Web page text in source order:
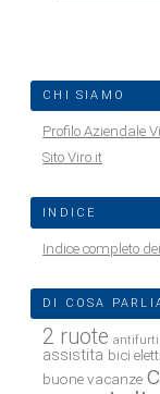
CHI SIAMO
Profilo Aziendale
Sito Viro.it
INDICE
Indice completo
DI COSA
2 ruote antifurti
assistita bici
buone vacanze